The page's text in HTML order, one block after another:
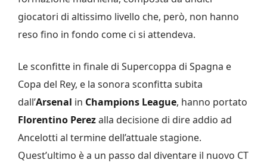
giocatori di altissimo livello che, però, non hanno
reso fino in fondo come ci si attendeva.
Le sconfitte in finale di Supercoppa di Spagna e
Copa del Rey, e la sonora sconfitta subita
dall’Arsenal in Champions League, hanno portato
Florentino Perezalla decisione di dire addio ad
Ancelotti al termine dell’attuale stagione.
Quest’ultimo è a un passo dal diventare il nuovo CT